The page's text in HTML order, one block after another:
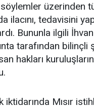
üzerinden
ilacını, tedavisini
Bununla ilgili
tarafından bilinçli
hakları
iktidarında Mısır